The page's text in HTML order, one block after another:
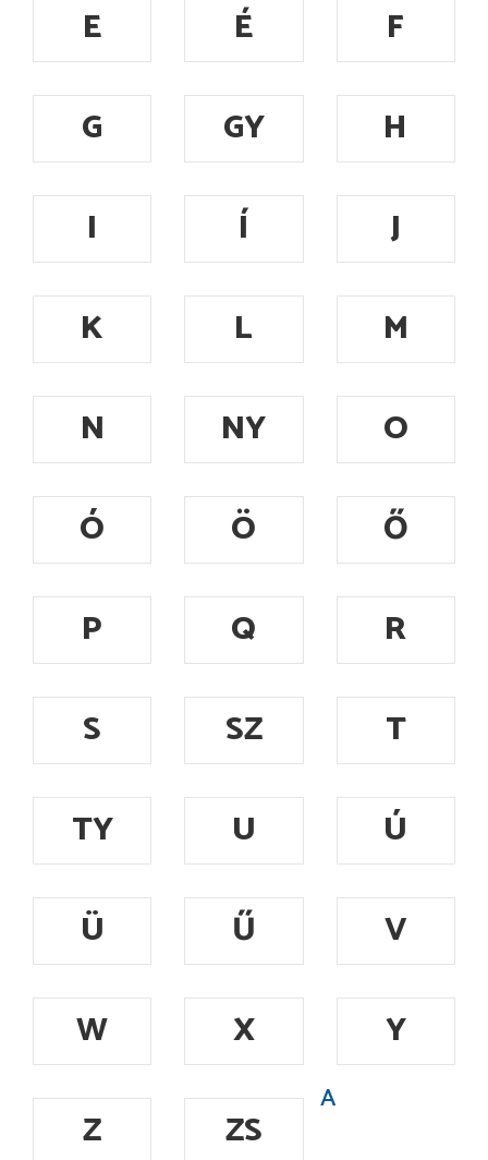
E
É
F
G
GY
H
I
Í
J
K
L
M
N
NY
O
Ó
Ö
Ő
P
Q
R
S
SZ
T
TY
U
Ú
Ü
Ű
V
W
X
Y
Z
ZS
A